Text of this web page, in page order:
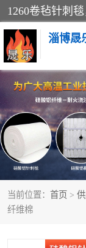
淄博晟
当前位置： 首页 >
纤维棉
硅酸铝挡渣棉
硅酸铝挡火板
含锆毯
硅酸铝散棉